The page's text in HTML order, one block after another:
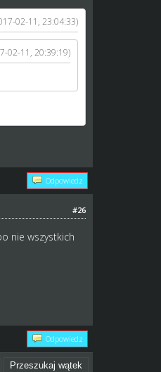
02-11, 23:04:33)
02-11, 20:39:19)
Odpowiedz
#26
nie wszystkich
Odpowiedz